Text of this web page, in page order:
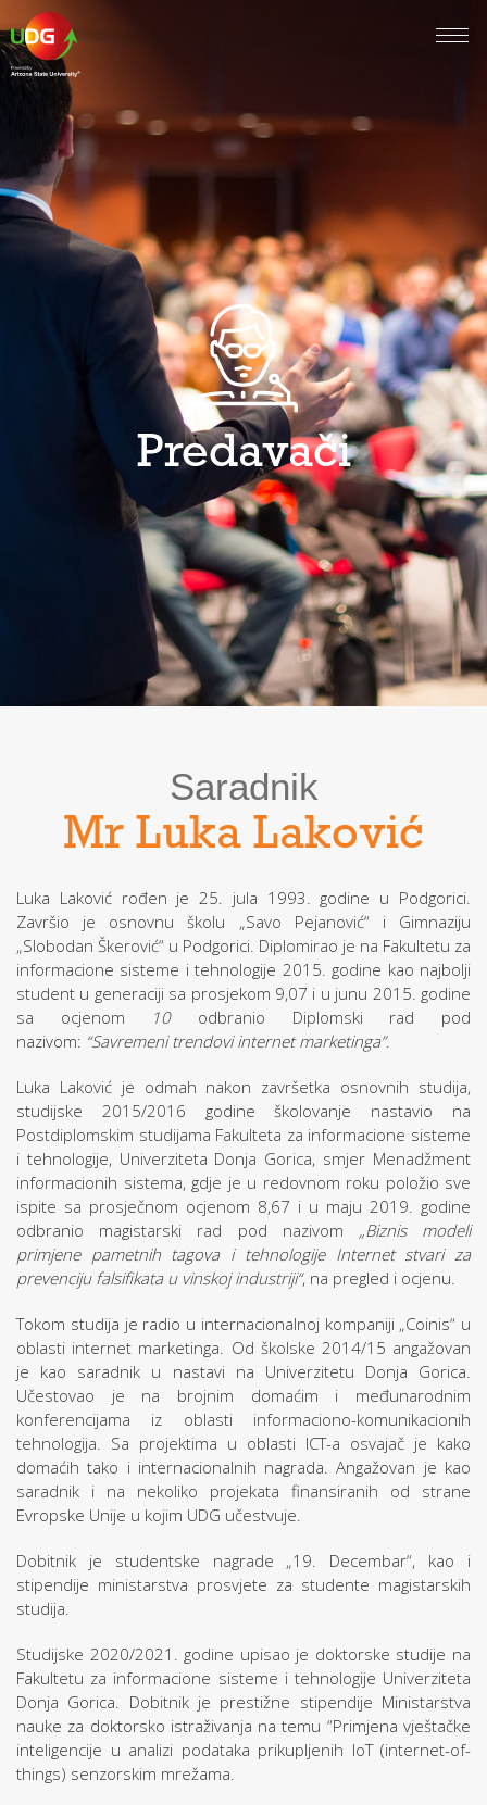
Predavači
Saradnik
Mr Luka Laković
Luka Laković rođen je 25. jula 1993. godine u Podgorici.
Završio je osnovnu školu „Savo Pejanović“ i Gimnaziju
„Slobodan Škerović“ u Podgorici. Diplomirao je na Fakultetu za
informacione sisteme i tehnologije 2015. godine kao najbolji
student u generaciji sa prosjekom 9,07 i u junu 2015. godine
sa ocjenom
10odbranio Diplomski rad pod
nazivom: “Savremeni trendovi internet marketinga”.
Luka Laković je odmah nakon završetka osnovnih studija,
studijske 2015/2016 godine školovanje nastavio na
Postdiplomskim studijama Fakulteta za informacione sisteme
i tehnologije, Univerziteta Donja Gorica, smjer Menadžment
informacionih sistema, gdje je u redovnom roku položio sve
ispite sa prosječnom ocjenom 8,67 i u maju 2019. godine
odbranio magistarski rad pod nazivom „Biznis modeli
primjene pametnih tagova i tehnologije Internet stvari za
prevenciju falsifikata u vinskoj industriji“, na pregled i ocjenu.
Tokom studija je radio u internacionalnoj kompaniji „Coinis“ u
oblasti internet marketinga. Od školske 2014/15 angažovan
je kao saradnik u nastavi na Univerzitetu Donja Gorica.
Učestovao je na brojnim domaćim i međunarodnim
konferencijama iz oblasti informaciono-komunikacionih
tehnologija. Sa projektima u oblasti ICT-a osvajač je kako
domaćih tako i internacionalnih nagrada. Angažovan je kao
saradnik i na nekoliko projekata finansiranih od strane
Evropske Unije u kojim UDG učestvuje.
Dobitnik je studentske nagrade „19. Decembar“, kao i
stipendije ministarstva prosvjete za studente magistarskih
studija.
Studijske 2020/2021. godine upisao je doktorske studije na
Fakultetu za informacione sisteme i tehnologije Univerziteta
Donja Gorica. Dobitnik je prestižne stipendije Ministarstva
nauke za doktorsko istraživanja na temu “Primjena vještačke
inteligencije u analizi podataka prikupljenih IoT (internet-of-
things) senzorskim mrežama.